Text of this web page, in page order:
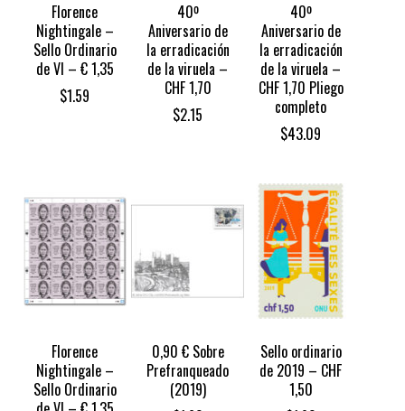
Florence
Nightingale –
Sello Ordinario
de VI – € 1,35
$1.59
40º
Aniversario de
la erradicación
de la viruela –
CHF 1,70
$2.15
40º
Aniversario de
la erradicación
de la viruela –
CHF 1,70 Pliego
completo
$43.09
Florence
Nightingale –
Sello Ordinario
0,90 € Sobre
Prefranqueado
(2019)
Sello ordinario
de 2019 – CHF
1,50